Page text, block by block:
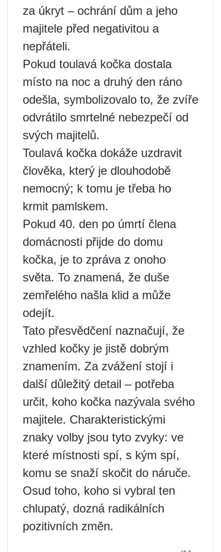
za úkryt – ochrání dům a jeho
majitele před negativitou a
nepřáteli.
Pokud toulavá kočka dostala
místo na noc a druhý den ráno
odešla, symbolizovalo to, že zvíře
odvrátilo smrtelné nebezpečí od
svých majitelů.
Toulavá kočka dokáže uzdravit
člověka, který je dlouhodobě
nemocný; k tomu je třeba ho
krmit pamlskem.
Pokud 40. den po úmrtí člena
domácnosti přijde do domu
kočka, je to zpráva z onoho
světa. To znamená, že duše
zemřelého našla klid a může
odejít.
Tato přesvědčení naznačují, že
vzhled kočky je jistě dobrým
znamením. Za zvážení stojí i
další důležitý detail – potřeba
určit, koho kočka nazývala svého
majitele. Charakteristickými
znaky volby jsou tyto zvyky: ve
které místnosti spí, s kým spí,
komu se snaží skočit do náruče.
Osud toho, koho si vybral ten
chlupatý, dozná radikálních
pozitivních změn.